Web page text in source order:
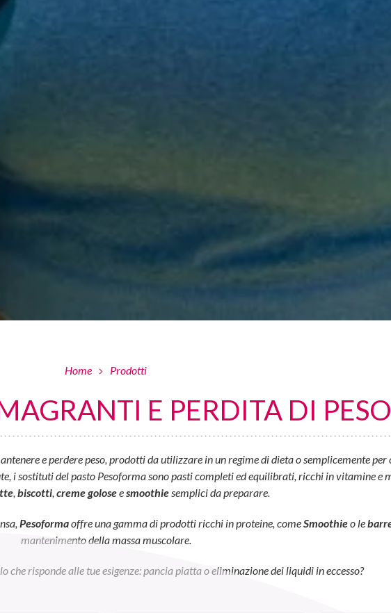
Home Prodotti
E PERDITA DI PESO
e perdere peso, prodotti da utilizzare in un regime di dieta o semplicemente
i sostituti del pasto Pesoforma sono pasti completi ed equilibrati, ricchi in vitamine
, biscotti, creme goloseesmoothiesemplici da preparare.
Pesoformaoffre una gamma di prodotti ricchi in proteine, comeSmoothieo le
mantenimento della massa muscolare.
che risponde alle tue esigenze: pancia piatta o eliminazione dei liquidi in eccesso?